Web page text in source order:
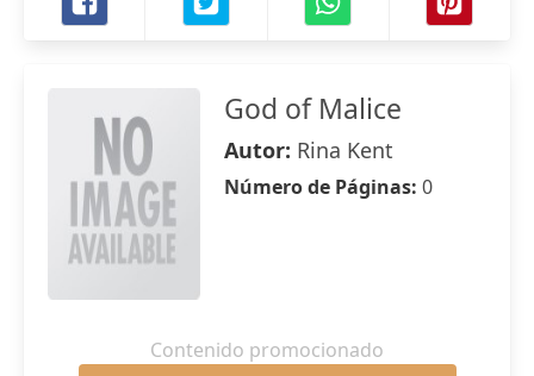
God of Malice
Autor: Rina Kent
Número de Páginas: 0
Contenido promocionado